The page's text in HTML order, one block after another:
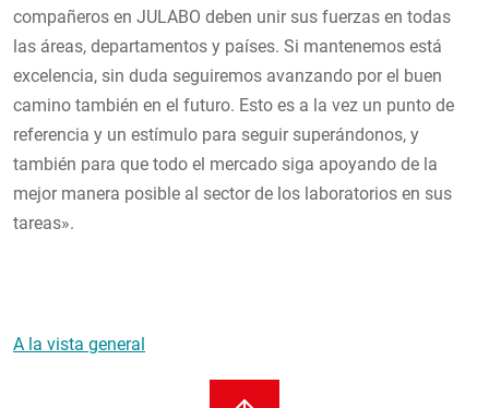
compañeros en JULABO deben unir sus fuerzas en todas
las áreas, departamentos y países. Si mantenemos está
excelencia, sin duda seguiremos avanzando por el buen
camino también en el futuro. Esto es a la vez un punto de
referencia y un estímulo para seguir superándonos, y
también para que todo el mercado siga apoyando de la
mejor manera posible al sector de los laboratorios en sus
tareas».
A la vista general